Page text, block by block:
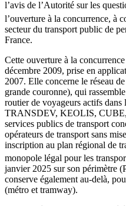
l’avis de l’Autorité sur les
l’ouverture à la concurrence, à
secteur du transport public de
France.
Cette ouverture à la
décembre 2009, prise en
2007. Elle concerne le réseau
grande couronne), qui
routier de voyageurs actifs
TRANSDEV, KEOLIS, CUBE,
services publics de transport
opérateurs de transport sans
inscription au plan régional de
monopole légal pour les
janvier 2025 sur son périmètre
conserve également au-delà,
(métro et tramway).